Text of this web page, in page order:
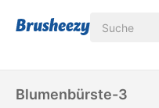
Blumenbürste-3